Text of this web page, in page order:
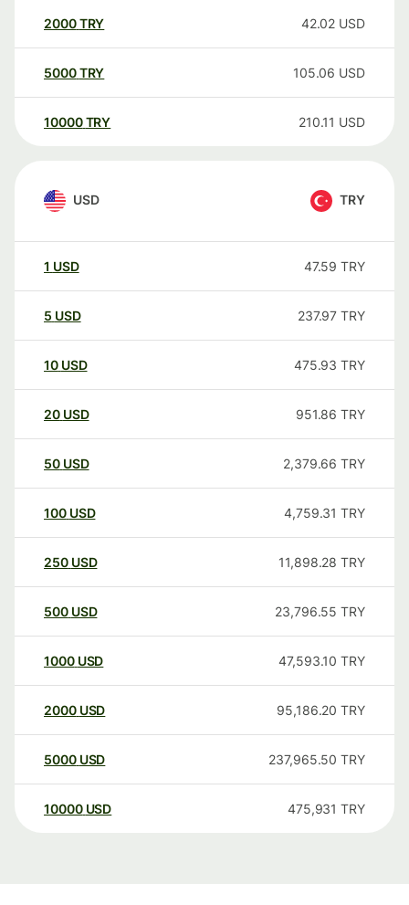
2000TRY 42.02 USD
5000TRY 105.06 USD
10000 TRY 210.11 USD
USD TRY
1 USD 47.59 TRY
5 USD 237.97 TRY
10 USD 475.93 TRY
20 USD 951.86 TRY
50 USD 2,379.66 TRY
100 USD 4,759.31 TRY
250 USD 11,898.28 TRY
500 USD 23,796.55 TRY
1000 USD 47,593.10 TRY
2000 USD 95,186.20 TRY
5000 USD 237,965.50 TRY
10000 USD 475,931 TRY